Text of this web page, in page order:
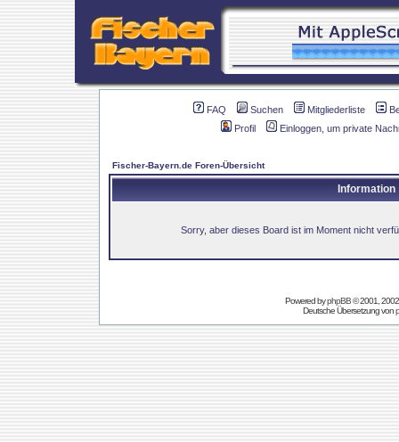
FAQ Suchen Mitgliederliste
Profil
Einloggen, um private
Fischer-Bayern.de Foren-Übersicht
Information
Sorry, aber dieses Board ist im Moment nicht
Powered byphpBB© 2001,
Deutsche Übersetzung von